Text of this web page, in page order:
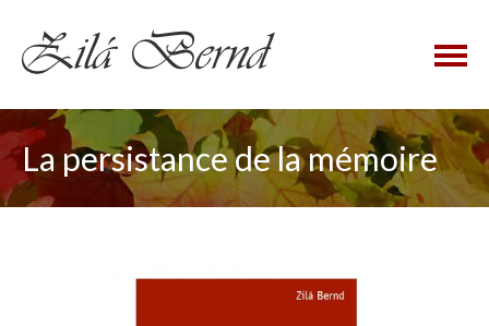
×
La persistance de la mémoire